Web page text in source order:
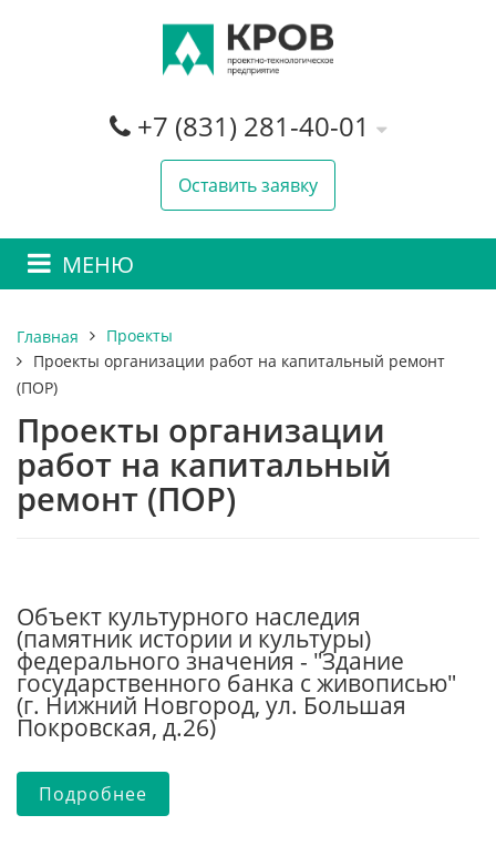
+7 (831) 281-40-01
Оставить заявку
МЕНЮ
Главная
Проекты
Проекты организации работ на капитальный ремонт
(ПОР)
Проекты организации
работ на капитальный
ремонт (ПОР)
Объект культурного наследия
(памятник истории и культуры)
федерального значения - "Здание
государственного банка с живописью"
(г. Нижний Новгород, ул. Большая
Покровская, д.26)
Подробнее